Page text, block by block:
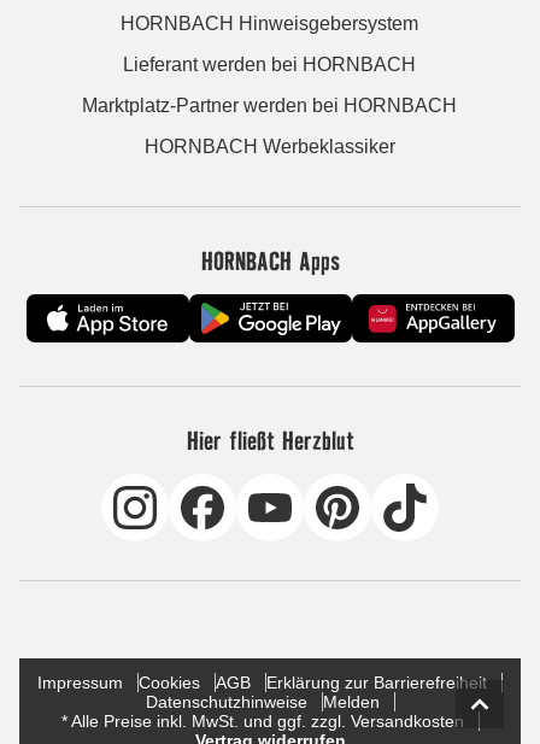
HORNBACH Hinweisgebersystem
Lieferant werden bei HORNBACH
Marktplatz-Partner werden bei HORNBACH
HORNBACH Werbeklassiker
HORNBACH Apps
Hier fließt Herzblut
Impressum Cookies AGB
Erklärung zur Barrierefreiheit
Datenschutzhinweise
Melden
* Alle Preise inkl. MwSt. und ggf. zzgl. Versandkosten